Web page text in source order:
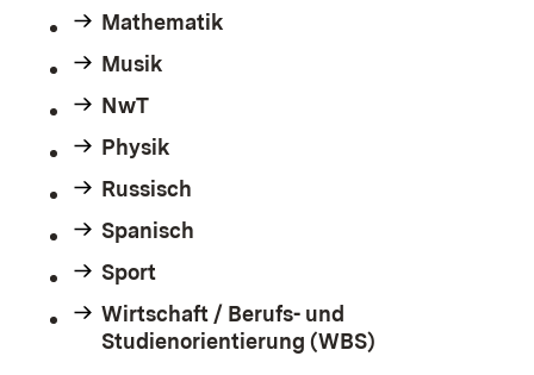
Mathematik
Musik
NwT
Physik
Russisch
Spanisch
Sport
Wirtschaft / Berufs- und
Studienorientierung (WBS)